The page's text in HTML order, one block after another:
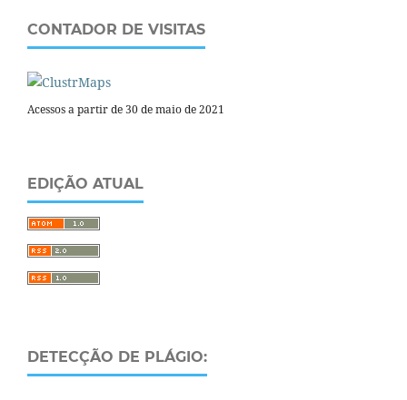
CONTADOR DE VISITAS
Acessos a partir de 30 de maio de 2021
EDIÇÃO ATUAL
DETECÇÃO DE PLÁGIO: